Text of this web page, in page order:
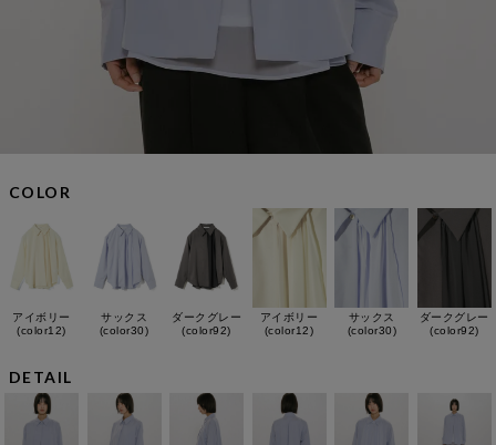
COLOR
アイボリー
(color12)
サックス
(color30)
ダークグレー
(color92)
アイボリー
(color12)
サックス
(color30)
ダークグレー
(color92)
DETAIL